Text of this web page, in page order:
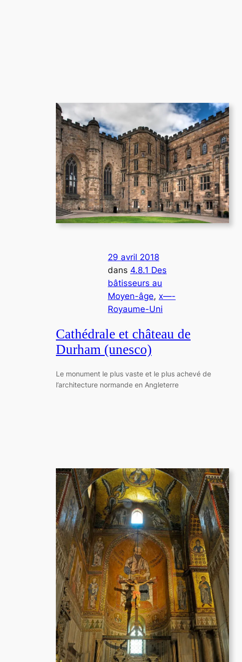
29 avril 2018
dans 4.8.1 Des
bâtisseurs au
Moyen-âge, x—-
Royaume-Uni
Cathédrale et château de
Durham (unesco)
Le monument le plus vaste et le plus achevé de
l’architecture normande en Angleterre